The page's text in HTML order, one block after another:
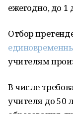
ежегодно, до 1
Отбор
учителям
В числе
учителя до 50